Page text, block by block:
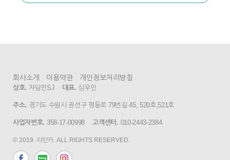
회사소개 이용약관 개인정보처리방침
상호. 차담진SJ 대표. 심우인
주소. 경기도 수원시 권선구 평동로 79번길 45, 520호,521호
사업자번호. 358-17-00998 고객센터. 010-2443-2384
© 2019. 리턴카. ALL RIGHTS RESERVED.